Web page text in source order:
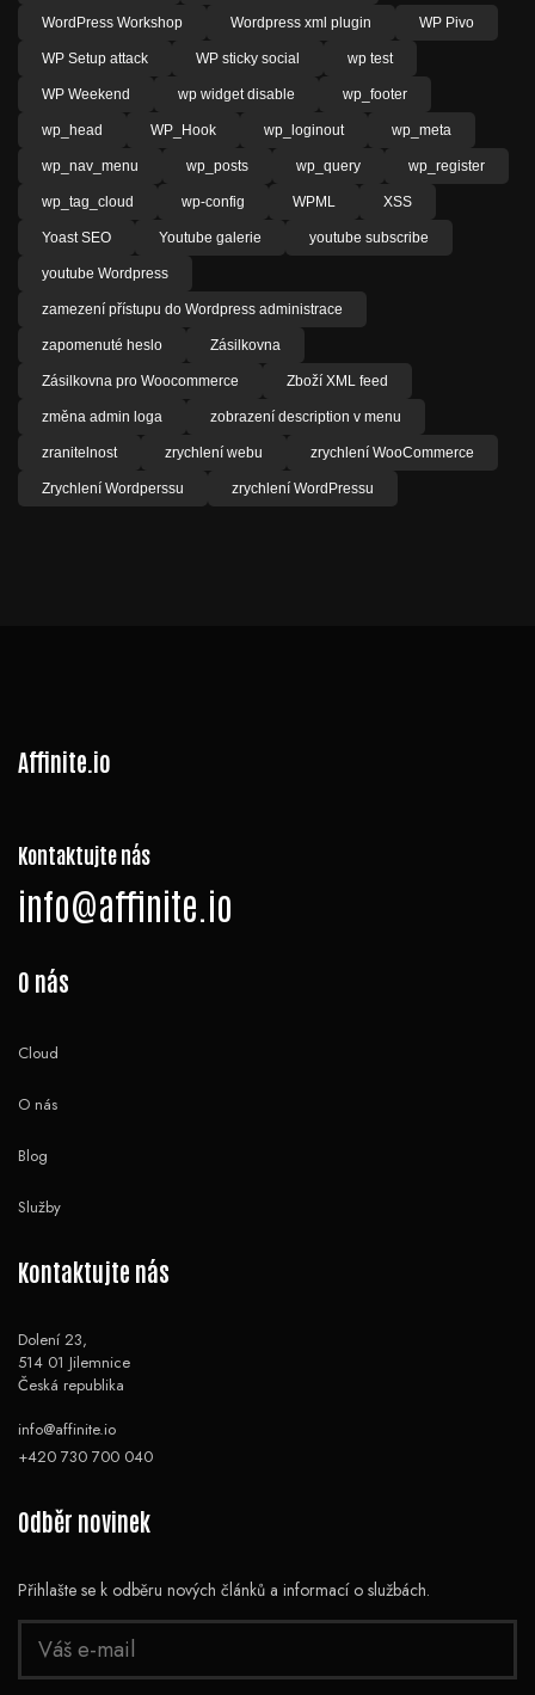
WordPress Workshop Wordpress xml plugin WP Pivo
WP Setup attack WP sticky social wp test
WP Weekend wp widget disable wp_footer
wp_head WP_Hook wp_loginout wp_meta
wp_nav_menu wp_posts wp_query wp_register
wp_tag_cloud wp-config WPML XSS
Yoast SEO Youtube galerie youtube subscribe
youtube Wordpress
zamezení přístupu do Wordpress administrace
zapomenuté heslo Zásilkovna
Zásilkovna pro Woocommerce Zboží XML feed
změna admin loga zobrazení description v menu
zranitelnost zrychlení webu zrychlení WooCommerce
Zrychlení Wordperssu zrychlení WordPressu
Affinite.io
Kontaktujte nás
info@affinite.io
O nás
Cloud
O nás
Blog
Služby
Kontaktujte nás
Dolení 23,
514 01 Jilemnice
Česká republika
info@affinite.io
+420 730 700 040
Odběr novinek
Přihlašte se k odběru nových článků a informací o službách.